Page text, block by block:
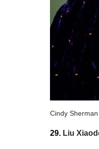
Cindy Sherman
29. Liu